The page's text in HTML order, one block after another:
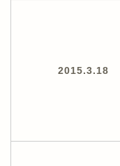
2015.3.18